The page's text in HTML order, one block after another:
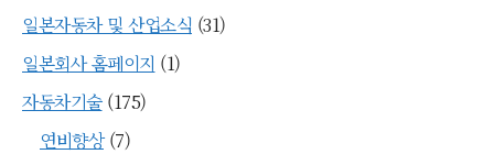
일본자동차 및 산업소식 (31)
일본회사 홈페이지 (1)
자동차기술(175)
연비향상(7)